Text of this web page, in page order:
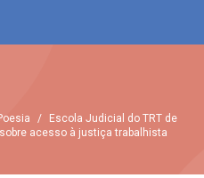
/
Escola Judicial do TRT de
acesso à justiça trabalhista